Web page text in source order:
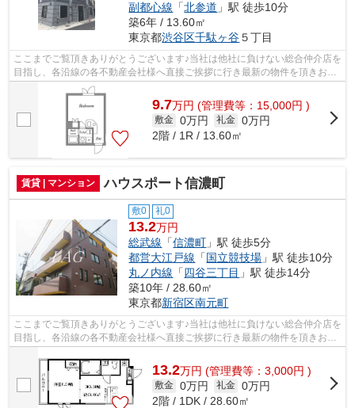
副都心線 「北参道 」駅 徒歩10分
築6年 / 13.60㎡
東京都渋谷区千駄ヶ谷５丁目
ここまでご覧頂きありがとうございます♪当社は他社に負けない総合仲介店を
目指し、各沿線の各不動産会社様へ直接ご挨拶に行き最新の物件を頂きお客
様へ提供しております！最新の情報は...
9.7万円 (管理費等：15,000円 )
敷金 0万円 礼金 0万円
2階 / 1R / 13.60㎡
賃貸 | マンション ハウスポート信濃町
敷0 礼0
13.2万円
総武線 「信濃町 」駅 徒歩5分
都営大江戸線 「国立競技場 」駅 徒歩10分
丸ノ内線 「四谷三丁目 」駅 徒歩14分
築10年 / 28.60㎡
東京都新宿区南元町
ここまでご覧頂きありがとうございます♪当社は他社に負けない総合仲介店を
目指し、各沿線の各不動産会社様へ直接ご挨拶に行き最新の物件を頂きお客
13.2万円 (管理費等：3,000円 )
敷金 0万円 礼金 0万円
2階 / 1DK / 28.60㎡